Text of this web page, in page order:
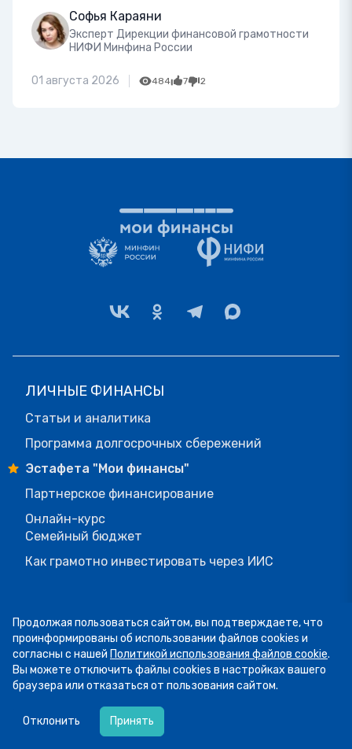
Софья Караяни
Эксперт Дирекции финансовой грамотности
НИФИ Минфина России
01 августа 2026 484 7 2
ЛИЧНЫЕ ФИНАНСЫ
Статьи и аналитика
Программа долгосрочных сбережений
Эстафета "Мои финансы"
Партнерское финансирование
Онлайн-курс
Семейный бюджет
Как грамотно инвестировать через ИИС
Рамка компетенций
Библиотека
Навигатор
УМК для школ
Литературный квест
Пятница! А это значит, что мы публикуем
подборку фото участников рубрики
Продолжая пользоваться сайтом, вы подтверждаете, что
проинформированы об использовании файлов cookies и
согласны с нашей Политикой использования файлов cookie.
Вы можете отключить файлы cookies в настройках вашего
браузера или отказаться от пользования сайтом.
Отклонить Принять